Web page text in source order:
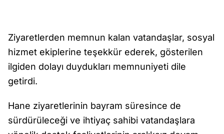
Ziyaretlerden memnun kalan vatandaşlar, sosyal
hizmet ekiplerine teşekkür ederek, gösterilen
ilgiden dolayı duydukları memnuniyeti dile
getirdi.
Hane ziyaretlerinin bayram süresince de
sürdürüleceği ve ihtiyaç sahibi vatandaşlara